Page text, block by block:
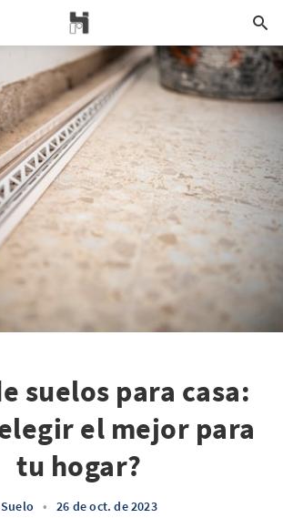
suelos para casa:
el mejor para
tu hogar?
Suelo • 26 de oct. de 2023